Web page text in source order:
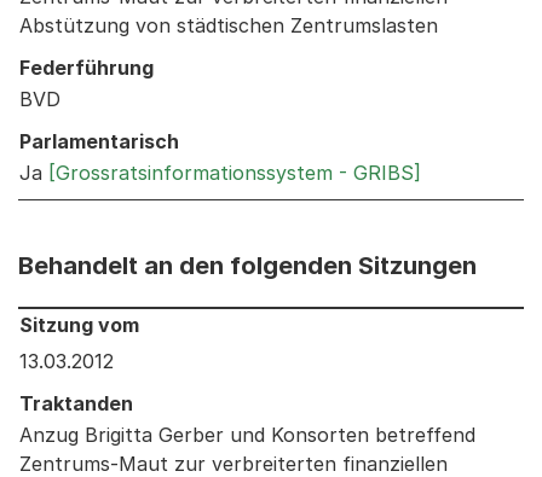
Abstützung von städtischen Zentrumslasten
Federführung
BVD
Parlamentarisch
Ja [Grossratsinformationssystem - GRIBS]
Behandelt an den folgenden Sitzungen
Behandelt an den folgenden Sitzungen: Informationen
Sitzung vom
13.03.2012
Traktanden
Anzug Brigitta Gerber und Konsorten betreffend
Zentrums-Maut zur verbreiterten finanziellen